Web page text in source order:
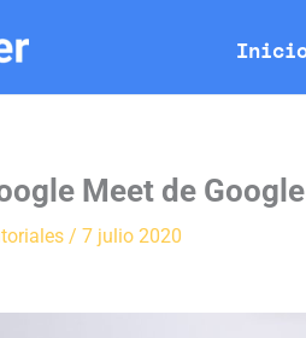
Meet de Google
/ 7 julio 2020